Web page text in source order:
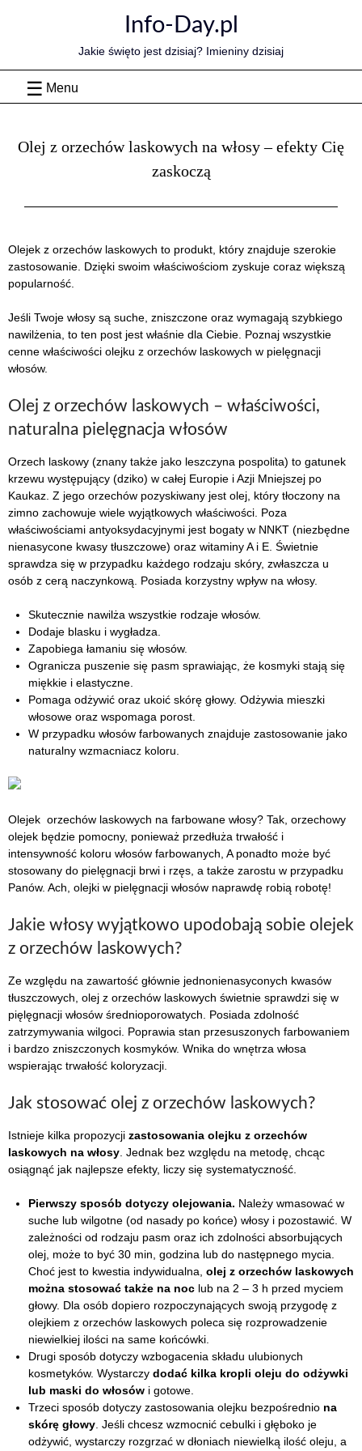
Info-Day.pl
Jakie święto jest dzisiaj? Imieniny dzisiaj
Menu
Olej z orzechów laskowych na włosy – efekty Cię
zaskoczą
Olejek z orzechów laskowych to produkt, który znajduje szerokie
zastosowanie. Dzięki swoim właściwościom zyskuje coraz większą
popularność.
Jeśli Twoje włosy są suche, zniszczone oraz wymagają szybkiego
nawilżenia, to ten post jest właśnie dla Ciebie. Poznaj wszystkie
cenne właściwości olejku z orzechów laskowych w pielęgnacji
włosów.
Olej z orzechów laskowych – właściwości,
naturalna pielęgnacja włosów
Orzech laskowy (znany także jako leszczyna pospolita) to gatunek
krzewu występujący (dziko) w całej Europie i Azji Mniejszej po
Kaukaz. Z jego orzechów pozyskiwany jest olej, który tłoczony na
zimno zachowuje wiele wyjątkowych właściwości. Poza
właściwościami antyoksydacyjnymi jest bogaty w NNKT (niezbędne
nienasycone kwasy tłuszczowe) oraz witaminy A i E. Świetnie
sprawdza się w przypadku każdego rodzaju skóry, zwłaszcza u
osób z cerą naczynkową. Posiada korzystny wpływ na włosy.
Skutecznie nawilża wszystkie rodzaje włosów.
Dodaje blasku i wygładza.
Zapobiega łamaniu się włosów.
Ogranicza puszenie się pasm sprawiając, że kosmyki stają się
miękkie i elastyczne.
Pomaga odżywić oraz ukoić skórę głowy. Odżywia mieszki
włosowe oraz wspomaga porost.
W przypadku włosów farbowanych znajduje zastosowanie jako
naturalny wzmacniacz koloru.
Olejek orzechów laskowych na farbowane włosy? Tak, orzechowy
olejek będzie pomocny, ponieważ przedłuża trwałość i
intensywność koloru włosów farbowanych, A ponadto może być
stosowany do pielęgnacji brwi i rzęs, a także zarostu w przypadku
Panów. Ach, olejki w pielęgnacji włosów naprawdę robią robotę!
Jakie włosy wyjątkowo upodobają sobie olejek
z orzechów laskowych?
Ze względu na zawartość głównie jednonienasyconych kwasów
tłuszczowych, olej z orzechów laskowych świetnie sprawdzi się w
pięlęgnacji włosów średnioporowatych. Posiada zdolność
zatrzymywania wilgoci. Poprawia stan przesuszonych farbowaniem
i bardzo zniszczonych kosmyków. Wnika do wnętrza włosa
wspierając trwałość koloryzacji.
Jak stosować olej z orzechów laskowych?
Istnieje kilka propozycji zastosowania olejku z orzechów
laskowych na włosy . Jednak bez względu na metodę, chcąc
osiągnąć jak najlepsze efekty, liczy się systematyczność.
Pierwszy sposób dotyczy olejowania. Należy wmasować w
suche lub wilgotne (od nasady po końce) włosy i pozostawić. W
zależności od rodzaju pasm oraz ich zdolności absorbujących
olej, może to być 30 min, godzina lub do następnego mycia.
Choć jest to kwestia indywidualna, olej z orzechów laskowych
można stosować także na noc lub na 2 – 3 h przed myciem
głowy. Dla osób dopiero rozpoczynających swoją przygodę z
olejkiem z orzechów laskowych poleca się rozprowadzenie
niewielkiej ilości na same końcówki.
Drugi sposób dotyczy wzbogacenia składu ulubionych
kosmetyków. Wystarczy dodać kilka kropli oleju do odżywki
lub maski do włosów i gotowe.
Trzeci sposób dotyczy zastosowania olejku bezpośrednio na
skórę głowy . Jeśli chcesz wzmocnić cebulki i głęboko je
odżywić, wystarczy rozgrzać w dłoniach niewielką ilość oleju, a